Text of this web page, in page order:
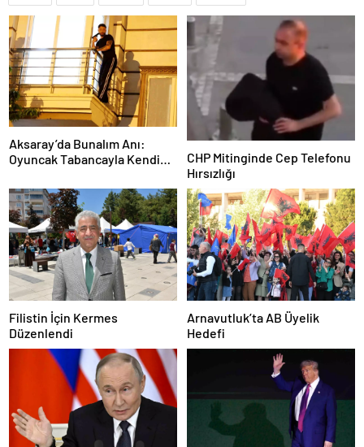
Aksaray’da Bunalım Anı:
Oyuncak Tabancayla Kendine
CHP Mitinginde Cep Telefonu
Hırsızlığı
Filistin İçin Kermes
Düzenlendi
Arnavutluk’ta AB Üyelik
Hedefi